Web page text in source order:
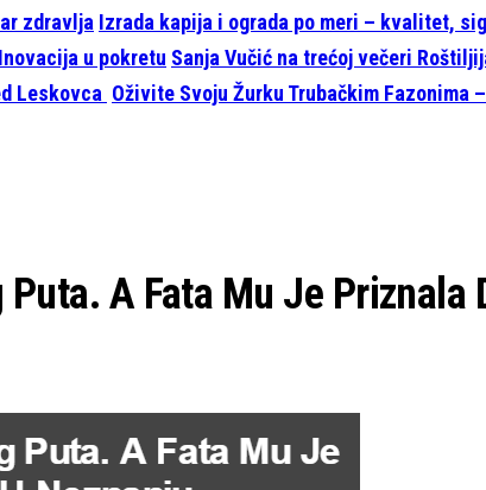
zdravlja Izrada kapija i ograda po meri – kvalitet,
u pokretu Sanja Vučić na trećoj večeri
Leskovca Oživite Svoju Žurku Trubačkim Fazonima
A Fata Mu Je Priznala